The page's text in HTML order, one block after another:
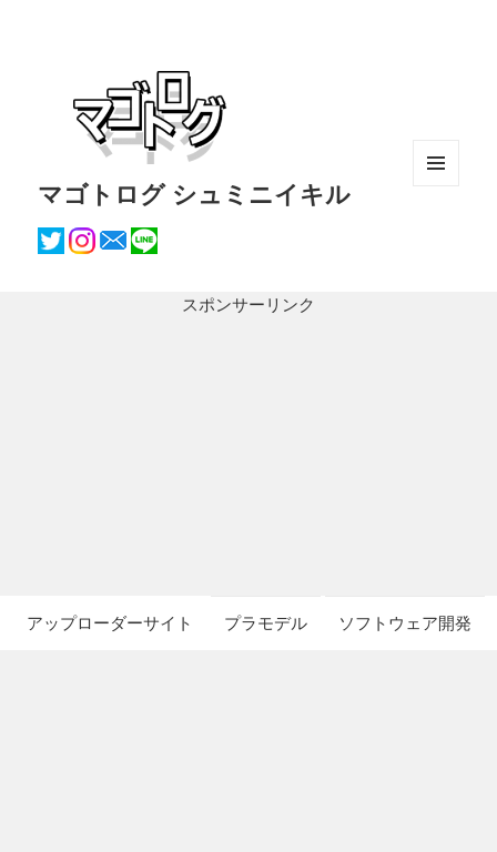
マゴトログ シュミニイキル
スポンサーリンク
アップローダーサイト プラモデル ソフトウェア開発